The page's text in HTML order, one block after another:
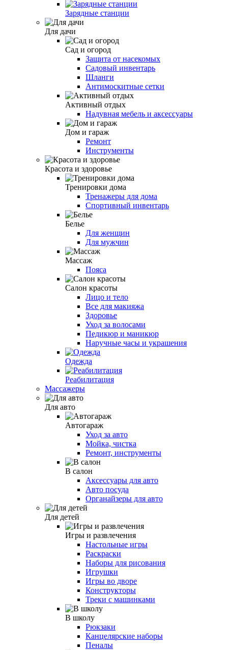
Зарядные станции
Для дачи
Сад и огород
Защита от насекомых
Садовый инвентарь
Шланги
Антимоскитные сетки
Активный отдых
Надувная мебель и аксессуары
Дом и гараж
Ремонт
Инструменты
Красота и здоровье
Тренировки дома
Тренажеры для дома
Спортивный инвентарь
Белье
Для женщин
Для мужчин
Массаж
Пояса
Салон красоты
Лицо и тело
Все для макияжа
Здоровье
Уход за волосами
Педикюр и маникюр
Наручные часы и украшения
Одежда
Реабилитация
Массажеры
Для авто
Автогараж
Уход за авто
Мойка, чистка
Ремонт, инструменты
В салон
Аксессуары для авто
Авто посуда
Органайзеры для авто
Для детей
Игры и развлечения
Настольные игры
Раскраски
Наборы для рисования
Игрушки
Игры во дворе
Конструкторы
Треки с машинками
В школу
Рюкзаки
Канцелярские наборы
Пеналы